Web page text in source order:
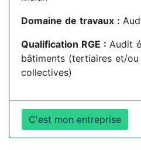
Domaine de travaux :
Qualification RGE : Audit
bâtiments (tertiaires et/
collectives)
C'est mon entreprise